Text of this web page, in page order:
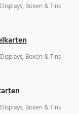
Boxen & Tins
Boxen & Tins
Boxen & Tins